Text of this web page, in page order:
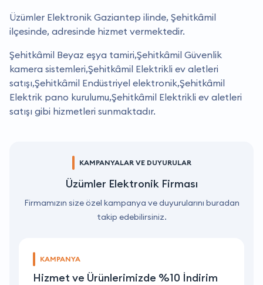
Üzümler Elektronik Gaziantep ilinde, Şehitkâmil
ilçesinde, adresinde hizmet vermektedir.
Şehitkâmil Beyaz eşya tamiri,Şehitkâmil Güvenlik
kamera sistemleri,Şehitkâmil Elektrikli ev aletleri
satışı,Şehitkâmil Endüstriyel elektronik,Şehitkâmil
Elektrik pano kurulumu,Şehitkâmil Elektrikli ev aletleri
satışı gibi hizmetleri sunmaktadır.
KAMPANYALAR VE DUYURULAR
Üzümler Elektronik Firması
Firmamızın size özel kampanya ve duyurularını buradan
takip edebilirsiniz.
KAMPANYA
Hizmet ve Ürünlerimizde %10 İndirim